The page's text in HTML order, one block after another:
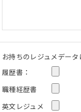
お持ちのレジュメデータ
履歴書：
職種経歴書
英文レジュメ